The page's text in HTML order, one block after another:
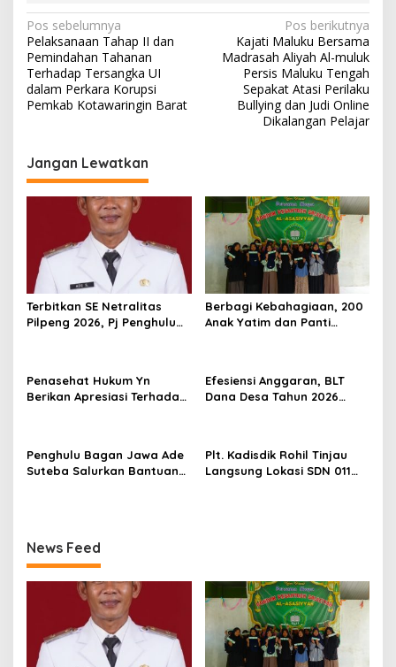
N
a
v
i
a
s
i
s
Pos sebelumnya
Pelaksanaan Tahap II dan
Pemindahan Tahanan
Terhadap Tersangka UI
dalam Perkara Korupsi
Pemkab Kotawaringin Barat
Pos berikutnya
Kajati Maluku Bersama
Madrasah Aliyah Al-muluk
Persis Maluku Tengah
Sepakat Atasi Perilaku
Bullying dan Judi Online
Dikalangan Pelajar
Jangan Lewatkan
Terbitkan SE Netralitas
Pilpeng 2026, Pj Penghulu
Berbagi Kebahagiaan, 200
Anak Yatim dan Panti
Penasehat Hukum Yn
Berikan Apresiasi Terhadap
Efesiensi Anggaran, BLT
Dana Desa Tahun 2026
Penghulu Bagan Jawa Ade
Suteba Salurkan Bantuan
Plt. Kadisdik Rohil Tinjau
Langsung Lokasi SDN 011
News Feed